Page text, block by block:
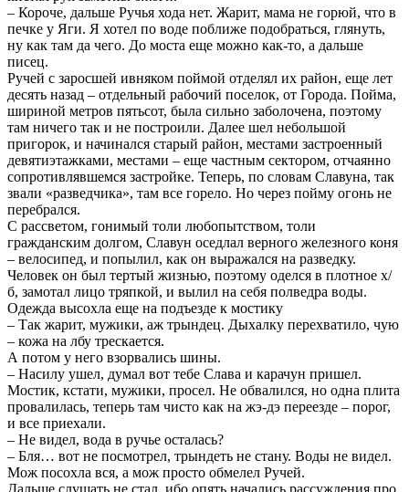
– Короче, дальше Ручья хода нет. Жарит, мама не горюй, что в
печке у Яги. Я хотел по воде поближе подобраться, глянуть,
ну как там да чего. До моста еще можно как-то, а дальше
писец.
Ручей с заросшей ивняком поймой отделял их район, еще лет
десять назад – отдельный рабочий поселок, от Города. Пойма,
шириной метров пятьсот, была сильно заболочена, поэтому
там ничего так и не построили. Далее шел небольшой
пригорок, и начинался старый район, местами застроенный
девятиэтажками, местами – еще частным сектором, отчаянно
сопротивлявшемся застройке. Теперь, по словам Славуна, так
звали «разведчика», там все горело. Но через пойму огонь не
перебрался.
С рассветом, гонимый толи любопытством, толи
гражданским долгом, Славун оседлал верного железного коня
– велосипед, и попылил, как он выражался на разведку.
Человек он был тертый жизнью, поэтому оделся в плотное х/
б, замотал лицо тряпкой, и вылил на себя полведра воды.
Одежда высохла еще на подъезде к мостику
– Так жарит, мужики, аж трындец. Дыхалку перехватило, чую
– кожа на лбу трескается.
А потом у него взорвались шины.
– Насилу ушел, думал вот тебе Слава и карачун пришел.
Мостик, кстати, мужики, просел. Не обвалился, но одна плита
провалилась, теперь там чисто как на жэ-дэ переезде – порог,
и все приехали.
– Не видел, вода в ручье осталась?
– Бля… вот не посмотрел, трындеть не стану. Воды не видел.
Мож посохла вся, а мож просто обмелел Ручей.
Дальше слушать не стал, ибо опять начались рассуждения про